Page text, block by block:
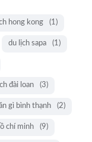
hong kong (1)
du lịch sapa (1)
đài loan (3)
gì bình thạnh (2)
chí minh (9)